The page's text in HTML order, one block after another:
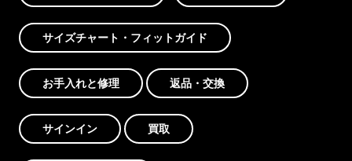
サイズチャート・フィットガイド
お手入れと修理 返品・交換
サインイン 買取